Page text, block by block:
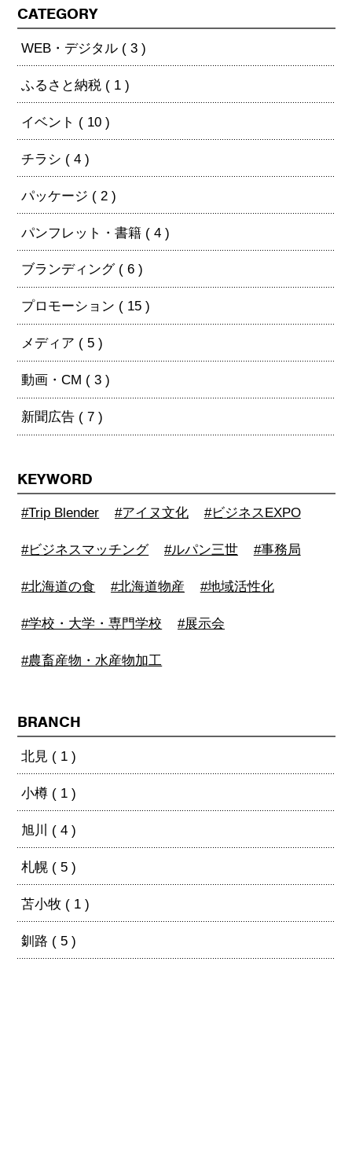
CATEGORY
WEB・デジタル ( 3 )
ふるさと納税 ( 1 )
イベント ( 10 )
チラシ ( 4 )
パッケージ ( 2 )
パンフレット・書籍 ( 4 )
ブランディング ( 6 )
プロモーション ( 15 )
メディア ( 5 )
動画・CM ( 3 )
新聞広告 ( 7 )
KEYWORD
#Trip Blender #アイヌ文化 #ビジネスEXPO
#ビジネスマッチング #ルパン三世 #事務局
#北海道の食 #北海道物産 #地域活性化
#学校・大学・専門学校 #展示会
#農畜産物・水産物加工
BRANCH
北見 ( 1 )
小樽 ( 1 )
旭川 ( 4 )
札幌 ( 5 )
苫小牧 ( 1 )
釧路 ( 5 )